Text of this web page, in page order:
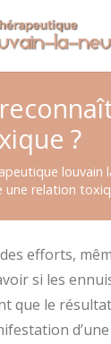
?
louvain
une relation
efforts,
si les
que le résultat